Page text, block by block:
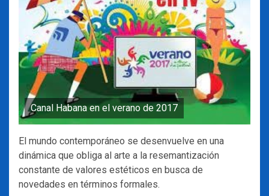
Canal Habana en el verano de 2017
El mundo contemporáneo se desenvuelve en una
dinámica que obliga al arte a la resemantización
constante de valores estéticos en busca de
novedades en términos formales.